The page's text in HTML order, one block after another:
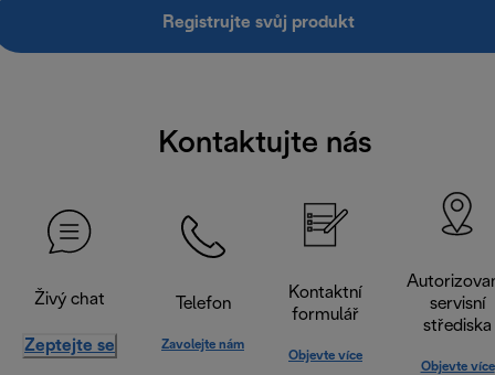
Registrujte svůj produkt
Kontaktujte nás
Živý chat
Zeptejte se
Telefon
Zavolejte nám
Kontaktní
formulář
Objevte více
servisní
střediska
Objevte více